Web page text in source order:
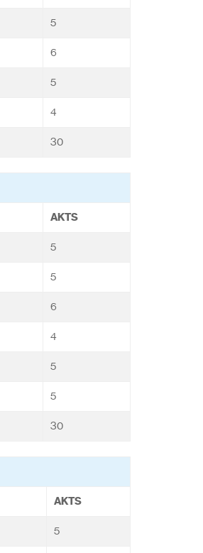
5
6
5
4
30
AKTS
5
5
6
4
5
5
30
AKTS
5